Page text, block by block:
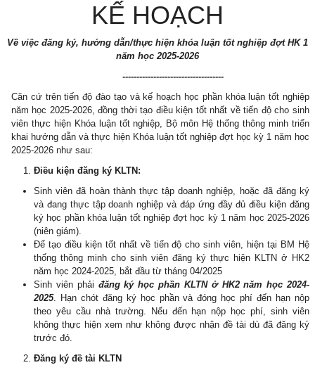
KẾ HOẠCH
Về việc đăng ký, hướng dẫn/thực hiện khóa luận tốt nghiệp đợt HK 1
năm học2025-2026
------------------------------------
Căn cứ trên tiến độ đào tạo và kế hoạch học phần khóa luận tốt nghiệp
năm học 2025-2026, đồng thời tạo điều kiện tốt nhất về tiến độ cho sinh
viên thực hiện Khóa luận tốt nghiệp, Bộ môn Hệ thống thông minh triển
khai hướng dẫn và thực hiện Khóa luận tốt nghiệp đợt học kỳ 1 năm học
2025-2026 như sau:
Điều kiện đăng ký KLTN:
Sinh viên đã hoàn thành thực tập doanh nghiệp, hoặc đã đăng ký
và đang thực tập doanh nghiệp và đáp ứng đầy đủ điều kiện đăng
ký học phần khóa luận tốt nghiệp đợt học kỳ 1 năm học 2025-2026
(niên giám).
Để tạo điều kiện tốt nhất về tiến độ cho sinh viên, hiện tại BM Hệ
thống thông minh cho sinh viên đăng ký thực hiện KLTN ở HK2
năm học 2024-2025, bắt đầu từ tháng 04/2025
Sinh viên phải đăng ký học phần KLTN ở HK2 năm học 2024-
2025. Hạn chót đăng ký học phần và đóng học phí đến hạn nộp
theo yêu cầu nhà trường. Nếu đến hạn nộp học phí, sinh viên
không thực hiện xem như không được nhận đề tài dù đã đăng ký
trước đó.
Đăng ký đề tài KLTN